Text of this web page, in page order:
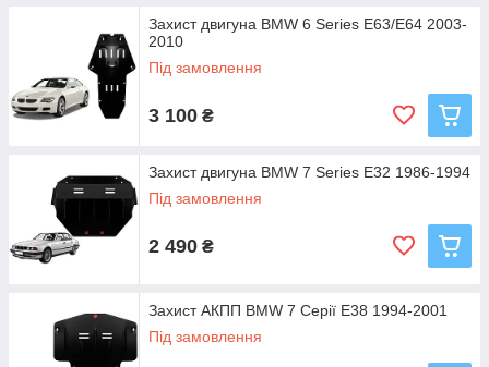
Захист двигуна BMW 6 Series E63/E64 2003-
2010
Під замовлення
3 100 ₴
Захист двигуна BMW 7 Series E32 1986-1994
Під замовлення
2 490 ₴
Захист АКПП BMW 7 Серії E38 1994-2001
Під замовлення